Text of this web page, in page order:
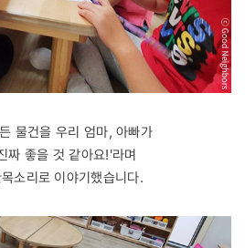
물건을 우리 엄마, 아빠가
짜 좋을 것 같아요!'라며
소리로 이야기했습니다.